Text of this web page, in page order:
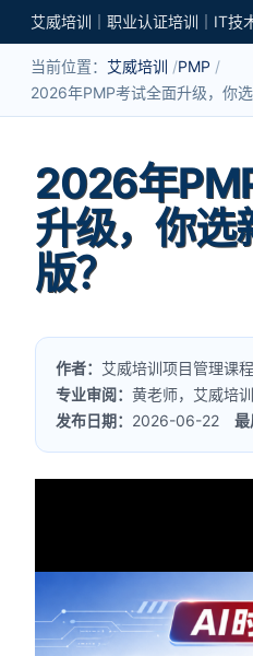
当前位置： 艾威培训
PMP
2026年PMP考试全面升级，你选
2026年
升级，你选
版？
作者： 艾威培训项目管理课
专业审阅：黄老师，艾威培
发布日期： 2026-06-22最